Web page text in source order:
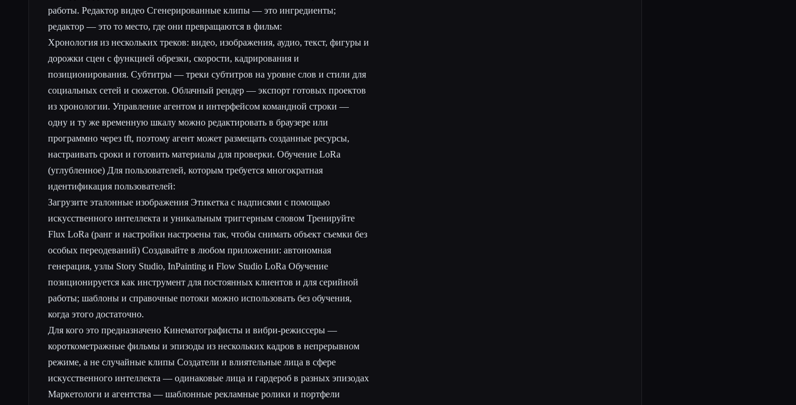
работы. Редактор видео Сгенерированные клипы — это ингредиенты;
редактор — это то место, где они превращаются в фильм:
Хронология из нескольких треков: видео, изображения, аудио, текст, фигуры и
дорожки сцен с функцией обрезки, скорости, кадрирования и
позиционирования. Субтитры — треки субтитров на уровне слов и стили для
социальных сетей и сюжетов. Облачный рендер — экспорт готовых проектов
из хронологии. Управление агентом и интерфейсом командной строки —
одну и ту же временную шкалу можно редактировать в браузере или
программно через tft, поэтому агент может размещать созданные ресурсы,
настраивать сроки и готовить материалы для проверки. Обучение LoRa
(углубленное) Для пользователей, которым требуется многократная
идентификация пользователей:
Загрузите эталонные изображения Этикетка с надписями с помощью
искусственного интеллекта и уникальным триггерным словом Тренируйте
Flux LoRa (ранг и настройки настроены так, чтобы снимать объект съемки без
особых переодеваний) Создавайте в любом приложении: автономная
генерация, узлы Story Studio, InPainting и Flow Studio LoRa Обучение
позиционируется как инструмент для постоянных клиентов и для серийной
работы; шаблоны и справочные потоки можно использовать без обучения,
когда этого достаточно.
Для кого это предназначено Кинематографисты и вибри-режиссеры —
короткометражные фильмы и эпизоды из нескольких кадров в непрерывном
режиме, а не случайные клипы Создатели и влиятельные лица в сфере
искусственного интеллекта — одинаковые лица и гардероб в разных эпизодах
Маркетологи и агентства — шаблонные рекламные ролики и портфели